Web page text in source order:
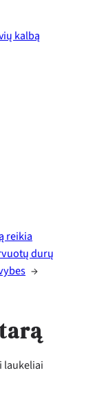
kalbą
reikia
durų
→
laukeliai